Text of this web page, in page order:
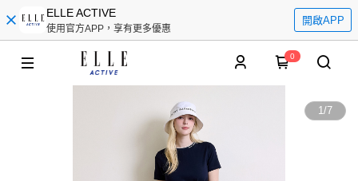
ELLE ACTIVE
使用官方APP，享有更多優惠
開啟APP
0
1/7